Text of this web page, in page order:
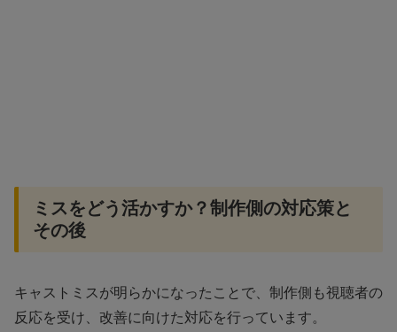
ミスをどう活かすか？制作側の対応策と
その後
キャストミスが明らかになったことで、制作側も視聴者の
反応を受け、改善に向けた対応を行っています。